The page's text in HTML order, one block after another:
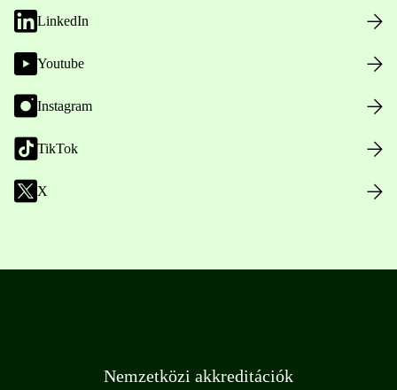
LinkedIn
Youtube
Instagram
TikTok
X
Nemzetközi akkreditációk